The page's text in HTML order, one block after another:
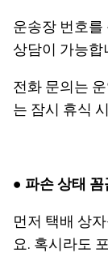
운송장 번호
상담이 가능합
전화 문의는
는 잠시 휴식
● 파손 상태 꼼
먼저 택배 상
요. 혹시라도